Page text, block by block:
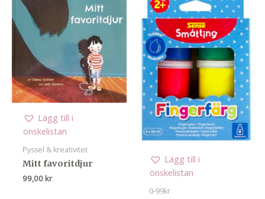
Lägg till i
önskelistan
Pyssel & kreativitet
Mitt favoritdjur
99,00 kr
Lägg till i
önskelistan
0-99kr